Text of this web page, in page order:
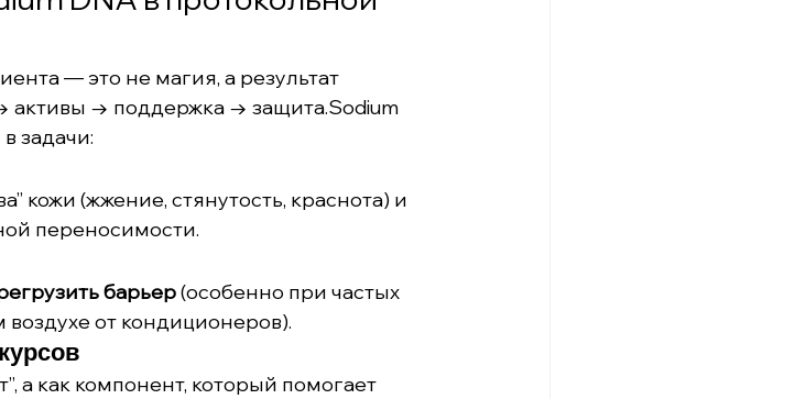
— это не магия, а результат
активы → поддержка → защита.Sodium
задачи:
кожи (жжение, стянутость, краснота) и
переносимости.
барьер (особенно при частых
от кондиционеров).
а как компонент, который помогает